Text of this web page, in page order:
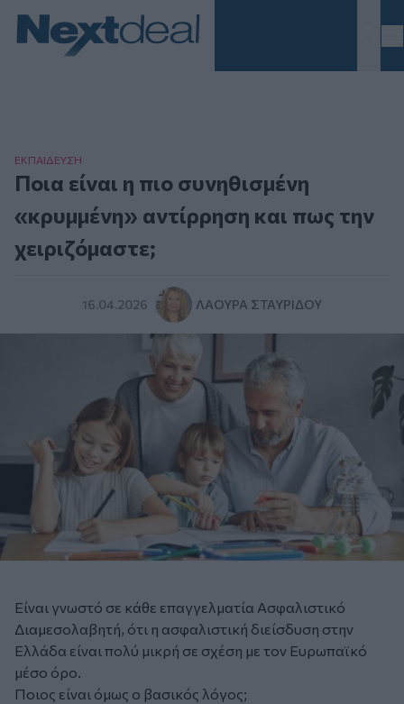
ΕΚΠΑΙΔΕΥΣΗ
Ποια είναι η πιο συνηθισμένη
«κρυμμένη» αντίρρηση και πως την
χειριζόμαστε;
16.04.2026 ΛΆΟΥΡΑ ΣΤΑΥΡΊΔΟΥ
Είναι γνωστό σε κάθε επαγγελματία Ασφαλιστικό
Διαμεσολαβητή, ότι η ασφαλιστική διείσδυση στην
Ελλάδα είναι πολύ μικρή σε σχέση με τον Ευρωπαϊκό
μέσο όρο.
Ποιος είναι όμως ο βασικός λόγος;